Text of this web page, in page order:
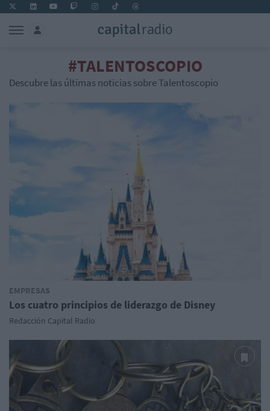
#TALENTOSCOPIO
Descubre las últimas noticias sobre Talentoscopio
EMPRESAS
Los cuatro principios de liderazgo de Disney
Redacción Capital Radio